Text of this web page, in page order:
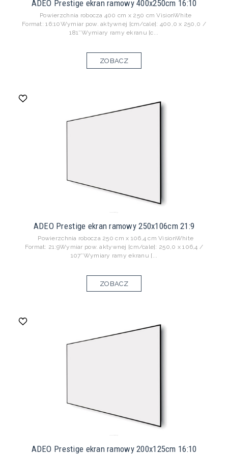
ADEO Prestige ekran ramowy 400x250cm 16:10
Powierzchnia robocza 400 cm x 250 cm VisionWhite
Format: 16:10Wymiar pow. aktywnej [cm/cale]: 400,0 x 250,0 /
181″Wymiary ramy ekranu [c...
ZOBACZ
ADEO Prestige ekran ramowy 250x106cm 21:9
Powierzchnia robocza 250 cm x 106,4 cm VisionWhite
Format: 21:9Wymiar pow. aktywnej [cm/cale]: 250,0 x 106,4 /
107″Wymiary ramy ekranu [...
ZOBACZ
ADEO Prestige ekran ramowy 200x125cm 16:10